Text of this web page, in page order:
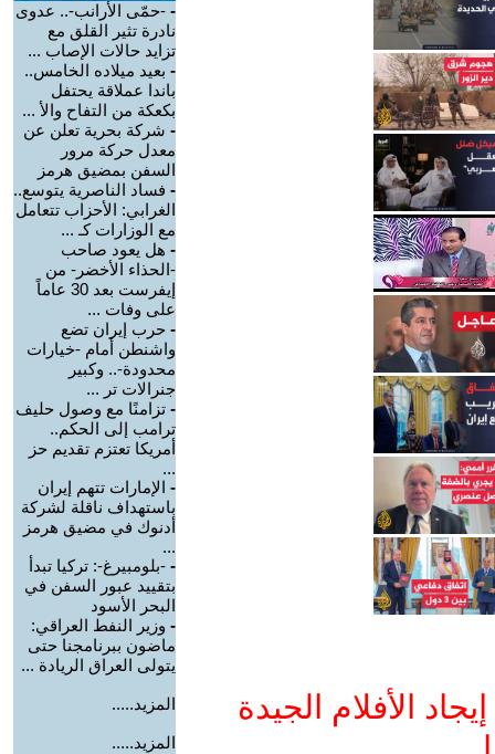
الأفلام الجيدة
- -حمّى الأرانب-.. عدوى
نادرة تثير القلق مع
تزايد حالات الإصاب ...
- بعيد ميلاده الخامس..
باندا عملاقة يحتفل
بكعكة من التفاح والأ ...
- شركة بحرية تعلن عن
معدل حركة مرور
السفن بمضيق هرمز
- فساد الناصرية يتوسع..
الغرابي: الأحزاب تتعامل
مع الوزارات كـ ...
- هل يعود صاحب
-الحذاء الأخضر- من
إيفرست بعد 30 عاماً
على وفات ...
- حرب إيران تضع
واشنطن أمام -خيارات
محدودة-.. وكبير
جنرالات تر ...
- تزامنًا مع وصول حليف
ترامب إلى الحكم..
أمريكا تعتزم تقديم حز
...
- الإمارات تتهم إيران
باستهداف ناقلة لشركة
أدنوك في مضيق هرمز
...
- -بلومبيرغ-: تركيا تبدأ
بتقييد عبور السفن في
البحر الأسود
- وزير النفط العراقي:
ماضون ببرنامجنا حتى
يتولى العراق الريادة ...
المزيد.....
المزيد.....